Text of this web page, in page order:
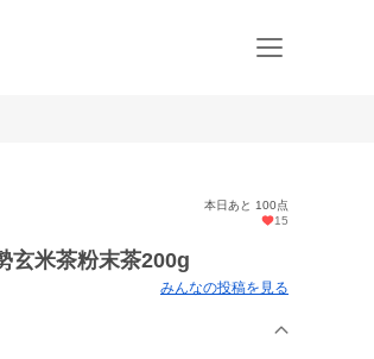
本日あと 100点
15
玄米茶粉末茶200g
みんなの投稿を見る